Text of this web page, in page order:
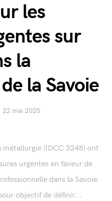
les
sur
la
la Savoie
22 mai 2025
métallurgie (IDCC 3248) ont
urgentes en faveur de
dans la Savoie.
objectif de définir...